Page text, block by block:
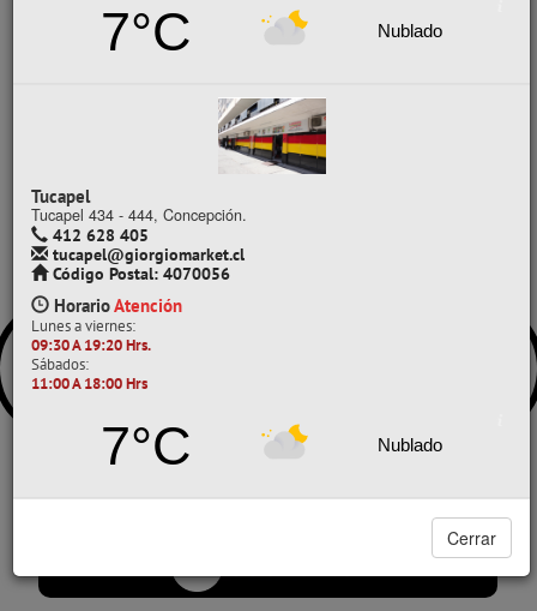
7°C Nublado
Tucapel
Tucapel 434 - 444, Concepción.
412 628 405
tucapel@giorgiomarket.cl
Código Postal: 4070056
HorarioAtención
Lunes a viernes:
09:30 A 19:20 Hrs.
Sábados:
11:00 A 18:00 Hrs
7°C Nublado
Cerrar
Ver todo en Carpetas (Bolsones)
No se han encontrado productos en esta categoría